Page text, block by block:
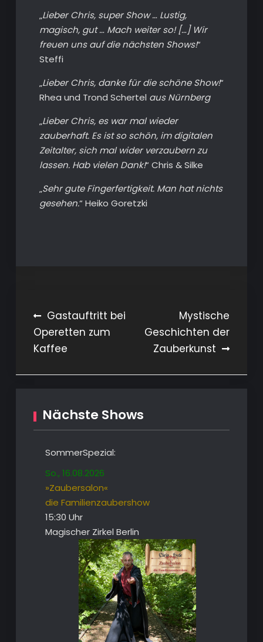
„Lieber Chris, super Show … Lustig,
magisch, gut … Mach weiter so! […] Wir
freuen uns auf die nächsten Shows!“
Steffi
„Lieber Chris, danke für die schöne Show!“
Rhea und Trond Schertel aus Nürnberg
„Lieber Chris, es war mal wieder
zauberhaft. Es ist so schön, im digitalen
Zeitalter, sich mal wider verzaubern zu
lassen. Hab vielen Dank!“ Chris & Silke
„Sehr gute Fingerfertigkeit. Man hat nichts
gesehen.“ Heiko Goretzki
Beitragsnavigation
Gastauftritt bei
Operetten zum
Kaffee
Mystische
Geschichten der
Zauberkunst
Nächste Shows
SommerSpezial:
So., 16.08.2026
»Zaubersalon«
die Familienzaubershow
15:30 Uhr
Magischer Zirkel Berlin